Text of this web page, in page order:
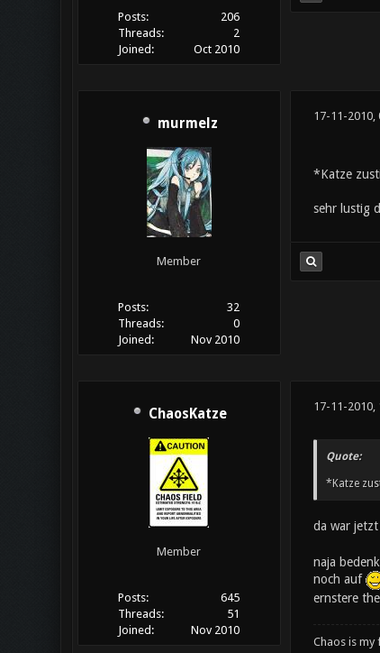
Posts:
206
Threads:
2
Joined:
Oct 2010
murmelz
Member
Posts:
32
Threads:
0
Joined:
Nov 2010
17-11-2010,
*Katze
sehr lustig
ChaosKatze
Member
Posts:
645
Threads:
51
Joined:
Nov 2010
17-11-2010,
Quote:
*Katze
da war
naja
noch auf
ernstere
Chaos is my